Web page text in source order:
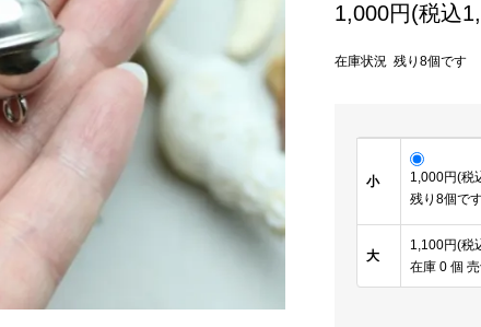
1,000円(税込
在庫状況 残り8個です
小
1,000円(税
残り8個で
大
1,100円(税
在庫 0 個